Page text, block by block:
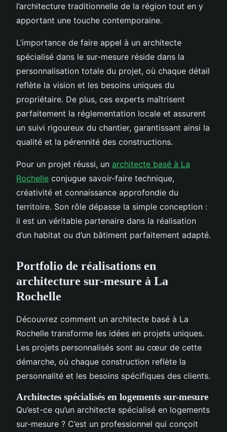
l’architecture traditionnelle de la région tout en y
apportant une touche contemporaine.
L’importance de faire appel à un architecte
spécialisé dans le sur-mesure réside dans la
personnalisation totale du projet, où chaque détail
reflète la vision et les besoins uniques du
propriétaire. De plus, ces experts maîtrisent
parfaitement la réglementation locale et assurent
un suivi rigoureux du chantier, garantissant ainsi la
qualité et la pérennité des constructions.
Pour un projet réussi, un architecte basé à La
Rochelle conjugue savoir-faire technique,
créativité et connaissance approfondie du
territoire. Son rôle dépasse la simple conception :
il est un véritable partenaire dans la réalisation
d’un habitat ou d’un bâtiment parfaitement adapté.
Portfolio de réalisations en
architecture sur-mesure à La
Rochelle
Découvrez comment un architecte basé à La
Rochelle transforme les idées en projets uniques.
Les projets personnalisés sont au cœur de cette
démarche, où chaque construction reflète la
personnalité et les besoins spécifiques des clients.
Architectes spécialisés en logements sur-mesure
Qu’est-ce qu’un architecte spécialisé en logements
sur-mesure ? C’est un professionnel qui conçoit